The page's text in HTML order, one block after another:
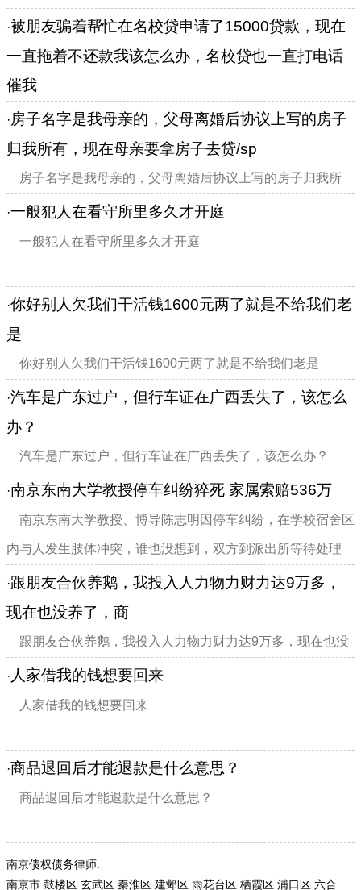
家取了一个贬低的悼号，根据民法典
·被朋友骗着帮忙在名校贷申请了15000贷款，现在
一直拖着不还款我该怎么办，名校贷也一直打电话
催我
我们好几个人，当初被骗着帮忙在名校贷上贷款一万五，实
际到账一万二，还有三千块钱咨询费，现在他那边不知道出什
么问题已经拖了两期的贷款了，期间名校贷给我打了好几次电
话催款，还说逾期会通知法律部门并且上征...
·房子名字是我母亲的，父母离婚后协议上写的房子
归我所有，现在母亲要拿房子去贷/sp
房子名字是我母亲的，父母离婚后协议上写的房子归我所
有，现在母亲要拿房子去贷款，没经过我同意，她能不能贷款
的了？？？
·一般犯人在看守所里多久才开庭
一般犯人在看守所里多久才开庭
·你好别人欠我们干活钱1600元两了就是不给我们老
是
你好别人欠我们干活钱1600元两了就是不给我们老是
·汽车是广东过户，但行车证在广西丢失了，该怎么
办？
汽车是广东过户，但行车证在广西丢失了，该怎么办？
·南京东南大学教授停车纠纷猝死 家属索赔536万
南京东南大学教授、博导陈志明因停车纠纷，在学校宿舍区
内与人发生肢体冲突，谁也没想到，双方到派出所等待处理
时，陈志明忽然昏倒，最终抢救无效死亡。今年6月21日，玄
武法院首次开庭审理此案，检方认为打人者都晓...
·跟朋友合伙养鹅，我投入人力物力财力达9万多，
现在也没养了，商
跟朋友合伙养鹅，我投入人力物力财力达9万多，现在也没
养了，商品大鹅已售卖完了，可卖鹅所赚得17万元多收入一
分钱没有分给我，如何追回我应得钱财？？
· 人家借我的钱想要回来
人家借我的钱想要回来
·商品退回后才能退款是什么意思？
商品退回后才能退款是什么意思？
南京债权债务律师:
南京市 鼓楼区 玄武区 秦淮区 建邺区 雨花台区 栖霞区 浦口区 六合